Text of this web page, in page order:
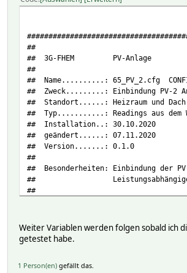
##
## 3G-FHEM PV-Anlage
##
## Name..........: 65_PV_2.cfg
## Zweck.........: Einbindung PV-2
## Standort......: Heizraum und Dach
## Typ...........: Readings aus dem
## Installation..: 30.10.2020
## geändert......: 07.11.2020
## Version.......: 0.1.0
##
## Besonderheiten: Einbindung der
## Leistungsabhängige
##
define SH10rt_Fast ModbusAttr 1 3
setuuid SH10rt_Fast 5f9c1ce6-f33f-
attr SH10rt_Fast dev-type-U32-len 2
Weiter Variablen werden folgen sobald ich
getestet habe.
1 Person(en) gefällt das.